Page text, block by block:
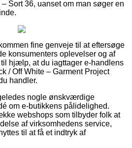
Sort 36, uanset om man søger en
fine genveje til at eftersøge
konsumenters oplevelser og af
hjælp, at du iagttager e-handlens
/ Off White – Garment Project
handler.
nogle ønskværdige
om e-butikkens pålidelighed.
webshops som tilbyder folk at
af virksomhedens service,
til at få et indtryk af